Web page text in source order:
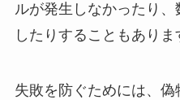
ルが発生しなかったり
したりすることもありま
失敗を防ぐためには、